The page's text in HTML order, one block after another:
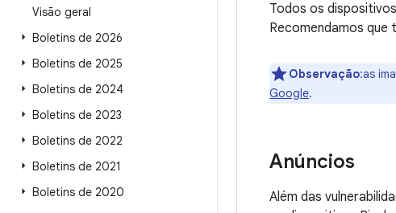
Visão geral
Boletins de 2026
Boletins de 2025
Boletins de 2024
Boletins de 2023
Boletins de 2022
Boletins de 2021
Boletins de 2020
Todos os
Recomendamos
Observação:as
Google.
Anúncios
Além das